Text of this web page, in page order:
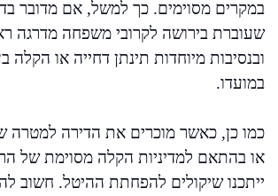
במקרים מסוימים. כך למשל, אם מדובר
שעוברת בירושה לקרובי משפחה מדרגה
ובנסיבות מיוחדות תינתן דחייה או הקלה
במועדו.
כמו כן, כאשר מוכרים את הדירה למטרה
או בהתאם למדיניות הקלה מסוימת של
ייתכנו שיקולים להפחתת ההיטל. חשוב